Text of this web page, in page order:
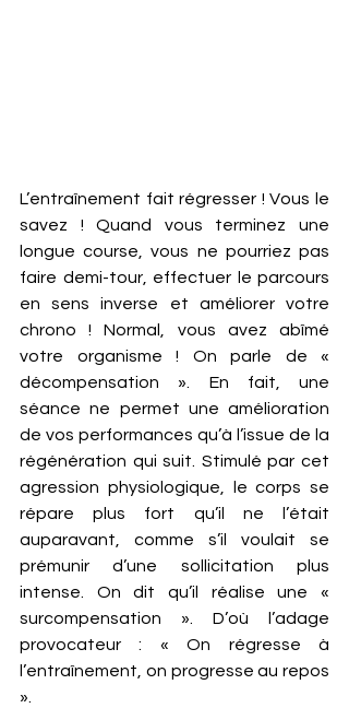
L’entraînement fait régresser ! Vous le
savez ! Quand vous terminez une
longue course, vous ne pourriez pas
faire demi-tour, effectuer le parcours
en sens inverse et améliorer votre
chrono ! Normal, vous avez abîmé
votre organisme ! On parle de «
décompensation ». En fait, une
séance ne permet une amélioration
de vos performances qu’à l’issue de la
régénération qui suit. Stimulé par cet
agression physiologique, le corps se
répare plus fort qu’il ne l’était
auparavant, comme s’il voulait se
prémunir d’une sollicitation plus
intense. On dit qu’il réalise une «
surcompensation ». D’où l’adage
provocateur : « On régresse à
l’entraînement, on progresse au repos
».